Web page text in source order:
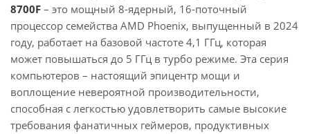
8700F – это мощный 8-ядерный, 16-поточный
процессор семейства AMD Phoenix, выпущенный в 2024
году, работает на базовой частоте 4,1 ГГц, которая
может повышаться до 5 ГГц в турбо режиме. Эта серия
компьютеров – настоящий эпицентр мощи и
воплощение невероятной производительности,
способная с легкостью удовлетворить самые высокие
требования фанатичных геймеров, продуктивных